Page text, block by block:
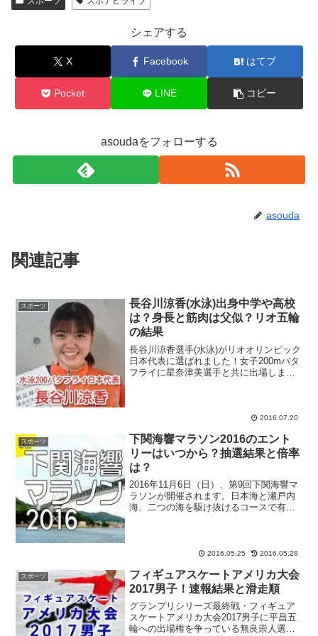
シェアする
X Facebook はてブ
Pocket LINE コピー
asoudaをフォローする
asouda
関連記事
スポーツ
長谷川涼香(水泳)出身中学や高校
は？身長と筋肉は父似？リオ五輪
の結果
長谷川涼香選手(水泳)がリオオリンピック
日本代表に選ばれました！女子200mバタ
フライに星奈津美選手と共に出場しま
2016.07.20
スポーツ
下関海響マラソン2016のエント
リーはいつから？抽選結果と倍率
は？
2016年11月6日（日）、第9回下関海響マ
ラソンが開催されます。日本海と瀬戸内
海、二つの海を駆け抜けるコースで有名
ります。「海峡と...2016.05.25 2016.05.28
スポーツ
フィギュアスケートアメリカ大会
2017男子！速報結果と滑走順
グランプリシリーズ最終戦・フィギュア
スケートアメリカ大会2017男子に平昌五
輪への出場権を争っている無良崇人選手